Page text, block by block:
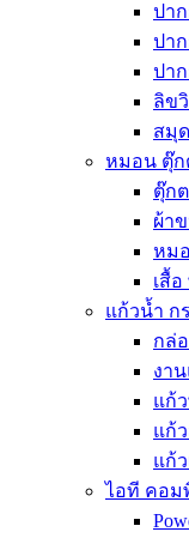
ปา
ปา
ปา
ลิข
สมุ
หมอน ตุ๊ก
ตุ๊ก
ผ้า
หม
เสื้อ
แก้วน้ำ ก
กล่
งา
แก้
แก้
แก้
ไอที คอม